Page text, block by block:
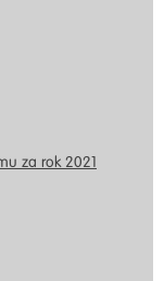
za rok 2021